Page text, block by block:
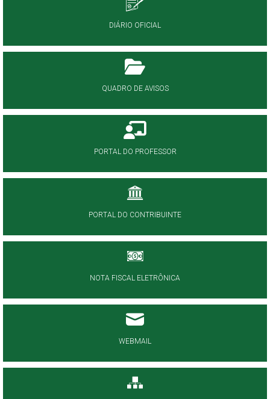
DIÁRIO OFICIAL
QUADRO DE AVISOS
PORTAL DO PROFESSOR
PORTAL DO CONTRIBUINTE
NOTA FISCAL ELETRÔNICA
WEBMAIL